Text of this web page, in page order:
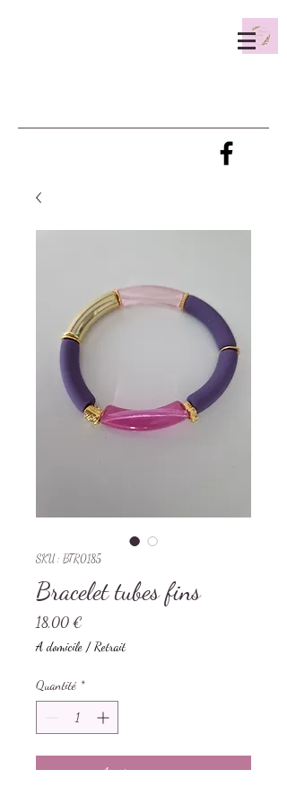
SKU : BTR0185
Bracelet tubes fins
18,00 €
A domicile / Retrait
Quantité *
Ajouter au panier